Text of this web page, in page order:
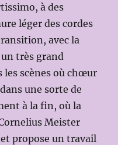
à des
léger des cordes
avec la
très grand
les scènes où chœur
une sorte de
à la fin, où la
Meister
propose un travail